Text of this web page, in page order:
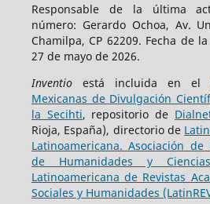
Responsable de la última
número: Gerardo Ochoa, Av.
Chamilpa, CP 62209. Fecha de
27 de mayo de 2026.
Inventioestá incluida en
Mexicanas de Divulgación
la Secihti, repositorio de
Rioja, España), directorio de
Latinoamericana. Asociación de
de Humanidades y
Latinoamericana de Revistas
Sociales y Humanidades